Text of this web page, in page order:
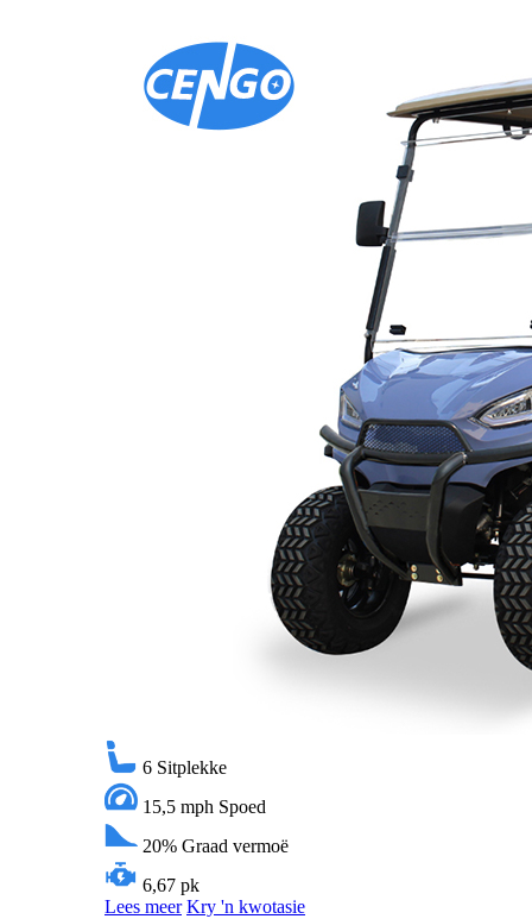
6 Sitplekke
15,5 mph Spoed
20% Graad vermoë
6,67 pk
Lees meer Kry 'n kwotasie